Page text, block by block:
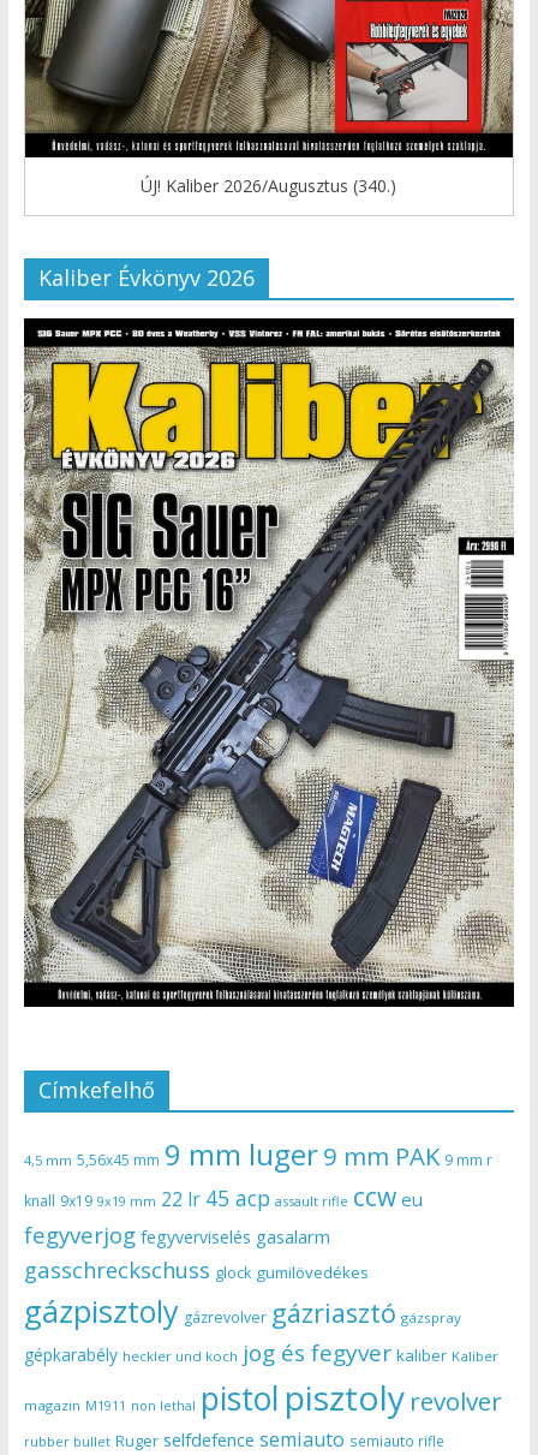
ÚJ! Kaliber 2026/Augusztus (340.)
Kaliber Évkönyv 2026
Címkefelhő
4,5 mm 5,56x45 mm 9 mm luger9 mm PAK 9 mm r
knall 9x19 9x19 mm 22 lr 45 acp assault rifle ccw eu
fegyverjog fegyverviselés gasalarm
gasschreckschuss glock gumilövedékes
gázpisztoly gázrevolver gázriasztó gázspray
gépkarabély heckler und koch jog és fegyver kaliber Kaliber
magazin M1911 non lethal pistol pisztoly revolver
rubber bullet Ruger selfdefence semiauto semiauto rifle